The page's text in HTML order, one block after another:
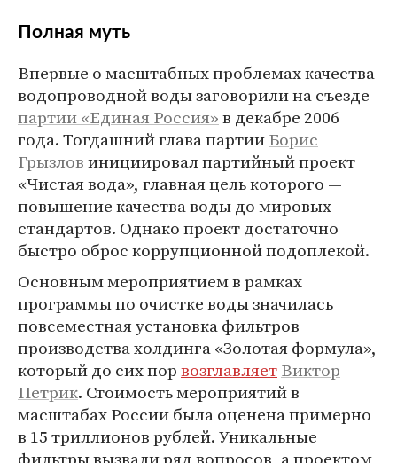
Полная муть
Впервые о масштабных проблемах качества
водопроводной воды заговорили на съезде
партии «Единая Россия»в декабре 2006
года. Тогдашний глава партииБорис
Грызловинициировал партийный проект
«Чистая вода», главная цель которого —
повышение качества воды до мировых
стандартов. Однако проект достаточно
быстро оброс коррупционной подоплекой.
Основным мероприятием в рамках
программы по очистке воды значилась
повсеместная установка фильтров
производства холдинга «Золотая формула»,
который до сих порвозглавляетВиктор
Петрик. Стоимость мероприятий в
масштабах России была оценена примерно
в 15 триллионов рублей. Уникальные